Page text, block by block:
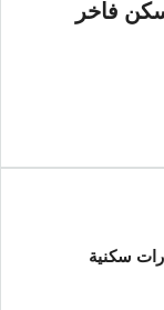
فاخر
سكنية